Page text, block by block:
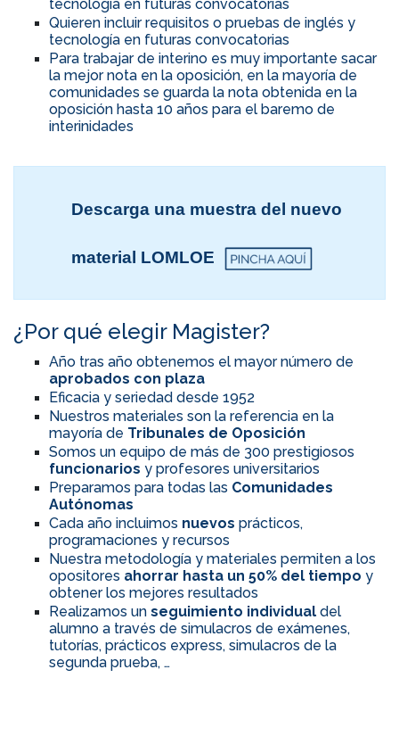
tecnología en futuras convocatorias
Quieren incluir requisitos o pruebas de inglés y
tecnología en futuras convocatorias
Para trabajar de interino es muy importante sacar
la mejor nota en la oposición, en la mayoría de
comunidades se guarda la nota obtenida en la
oposición hasta 10 años para el baremo de
interinidades
Descarga una muestra del nuevo
material LOMLOE
¿Por qué elegir Magister?
Año tras año obtenemos el mayor número de
aprobados con plaza
Eficacia y seriedad desde 1952
Nuestros materiales son la referencia en la
mayoría de Tribunales de Oposición
Somos un equipo de más de 300 prestigiosos
funcionarios y profesores universitarios
Preparamos para todas las Comunidades
Autónomas
Cada año incluimos nuevos prácticos,
programaciones y recursos
Nuestra metodología y materiales permiten a los
opositores ahorrar hasta un 50% del tiempo y
obtener los mejores resultados
Realizamos un seguimiento individual del
alumno a través de simulacros de exámenes,
tutorías, prácticos express, simulacros de la
segunda prueba, …